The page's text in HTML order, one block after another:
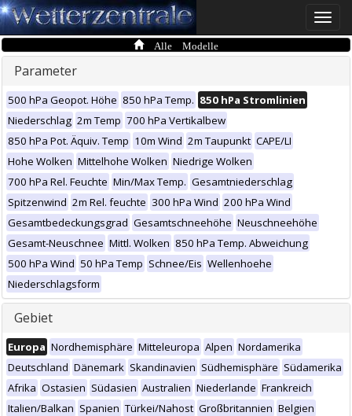
Toggle
Alle Modelle
Parameter
500 hPa Geopot. Höhe 850 hPa Temp. 850 hPa Stromlinien
Niederschlag 2m Temp 700 hPa Vertikalbew
850 hPa Pot. Äquiv. Temp 10m Wind 2m Taupunkt CAPE/LI
Hohe Wolken Mittelhohe Wolken Niedrige Wolken
700 hPa Rel. Feuchte Min/Max Temp. Gesamtniederschlag
Spitzenwind 2m Rel. feuchte 300 hPa Wind 200 hPa Wind
Gesamtbedeckungsgrad Gesamtschneehöhe Neuschneehöhe
Gesamt-Neuschnee Mittl. Wolken 850 hPa Temp. Abweichung
500 hPa Wind 50 hPa Temp Schnee/Eis Wellenhoehe
Niederschlagsform
Gebiet
Europa Nordhemisphäre Mitteleuropa Alpen Nordamerika
Deutschland Dänemark Skandinavien Südhemisphäre Südamerika
Afrika Ostasien Südasien Australien Niederlande Frankreich
Italien/Balkan Spanien Türkei/Nahost Großbritannien Belgien